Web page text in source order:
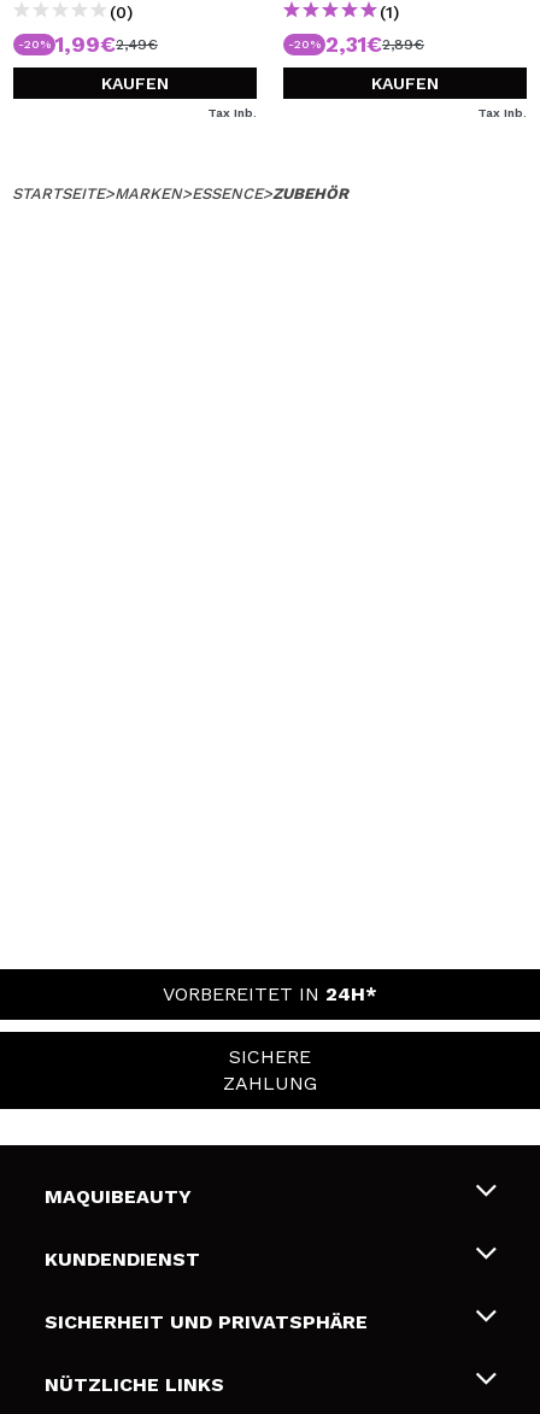
(0)
-20% 1,99€2,49€
KAUFEN
Tax Inb.
(1)
-20% 2,31€2,89€
KAUFEN
Tax Inb.
STARTSEITE>MARKEN>ESSENCE>ZUBEHÖR
VORBEREITET IN 24H*
SICHERE
ZAHLUNG
MAQUIBEAUTY
Über uns
Geschenkkarten
KUNDENDIENST
Liefer- und Versandkosten
Zahlung
SICHERHEIT UND PRIVATSPHÄRE
Bedingungen und Datenschutz
NÜTZLICHE LINKS